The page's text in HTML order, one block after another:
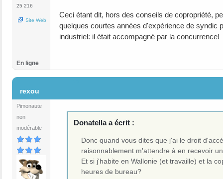
25 216
Site Web
Ceci étant dit, hors des conseils de copropriété,
quelques courtes années d'expérience de syndic
industriel: il était accompagné par la concurrence!
En ligne
rexou
Pimonaute
non
modérable
Donatella a écrit :
Donc quand vous dites que j'ai le droit
raisonnablement m'attendre à en recevoir
Et si j'habite en Wallonie (et travaille) et la
heures de bureau?